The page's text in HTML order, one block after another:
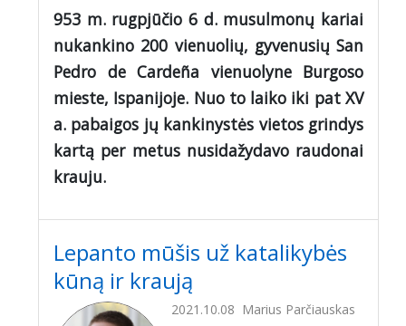
953 m. rugpjūčio 6 d. musulmonų kariai
nukankino 200 vienuolių, gyvenusių San
Pedro de Cardeña vienuolyne Burgoso
mieste, Ispanijoje. Nuo to laiko iki pat XV
a. pabaigos jų kankinystės vietos grindys
kartą per metus nusidažydavo raudonai
krauju.
Lepanto mūšis už katalikybės
kūną ir kraują
2021.10.08 Marius Parčiauskas